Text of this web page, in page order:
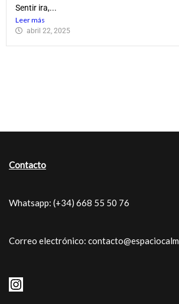
Sentir ira,...
Leer más
abril 22, 2025
Contacto
Whatsapp: (+34) 668 55 50 76
Correo electrónico: